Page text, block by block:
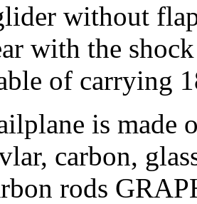
without
with the
of carrying
is made
carbon,
rods